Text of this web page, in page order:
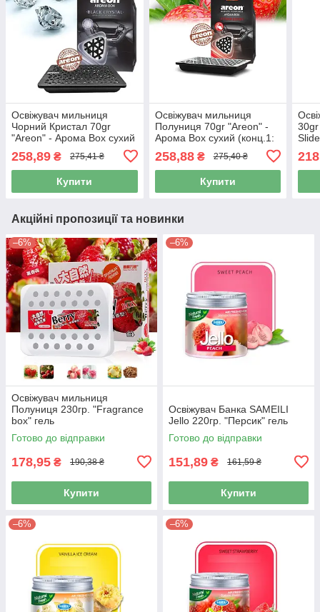
Освіжувач мильниця
Чорний Кристал 70gr
"Areon" - Арома Box сухий
(конц.1: 30лист.) (6шт/уп)
258,89 ₴ 275,41 ₴
Купити
Освіжувач мильниця
Полуниця 70gr "Areon" -
Арома Box сухий (конц.1:
258,88₴ 275,40 ₴
Купити
Акційні пропозиції та новинки
–6%
Освіжувач мильниця
Полуниця 230гр. "Fragrance
box" гель
Готово до відправки
178,95 ₴ 190,38 ₴
Купити
–6%
Освіжувач Банка SAMEILI
Jello 220гр. "Персик" гель
Готово до відправки
151,89 ₴ 161,59 ₴
Купити
–6% –6%